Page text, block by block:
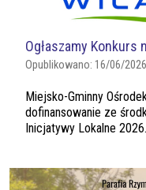
Ogłaszamy
Opublikowano: 16/06/2026
Miejsko-Gminny
dofinansowanie ze
Inicjatywy Lokalne